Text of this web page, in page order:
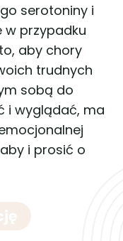
serotoniny i
w przypadku
aby chory
trudnych
sobą do
i wyglądać, ma
i prosić o